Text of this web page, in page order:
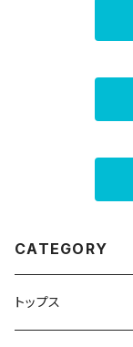
CATEGORY
トップス